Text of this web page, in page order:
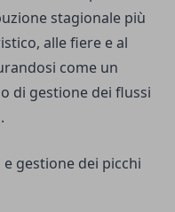
stagionale più
alle fiere e al
come un
di gestione dei flussi
gestione dei picchi